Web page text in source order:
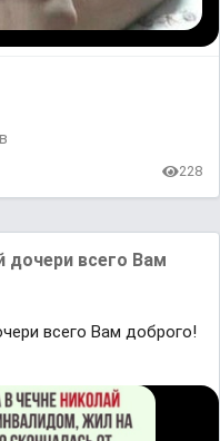
228
дочери всего Вам
всего Вам доброго!